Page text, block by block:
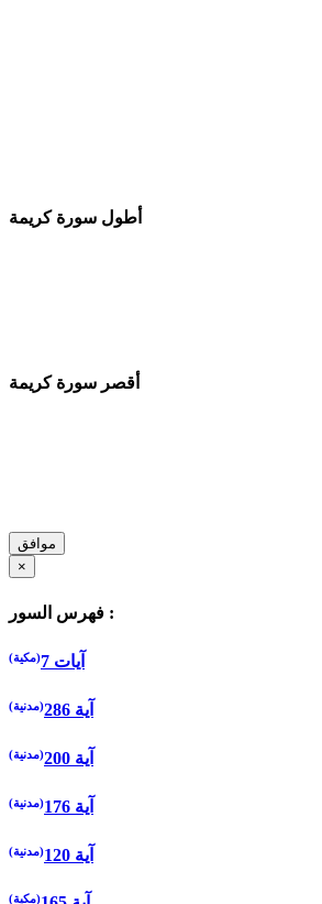
أطول سورة كريمة
أقصر سورة كريمة
موافق
×
فهرس السور :
(مكية) 7 آيات
(مدنية) 286 آية
(مدنية) 200 آية
(مدنية) 176 آية
(مدنية) 120 آية
(مكية)